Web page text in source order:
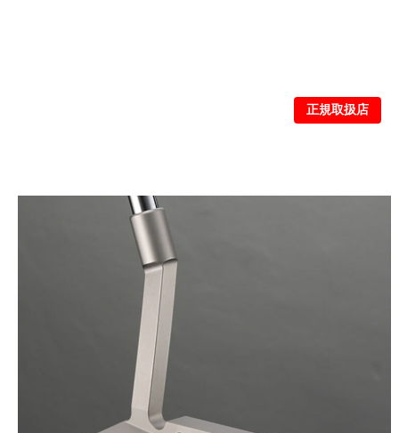
正規取扱店